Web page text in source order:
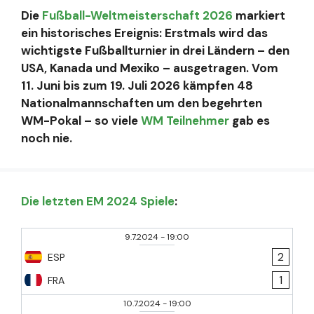
Die Fußball-Weltmeisterschaft 2026 markiert
ein historisches Ereignis: Erstmals wird das
wichtigste Fußballturnier in drei Ländern – den
USA, Kanada und Mexiko – ausgetragen. Vom
11. Juni bis zum 19. Juli 2026 kämpfen 48
Nationalmannschaften um den begehrten
WM-Pokal – so vieleWM Teilnehmer gab es
noch nie.
Die letzten EM 2024 Spiele:
9.7.2024-19:00
ESP
FRA
2
1
10.7.2024-19:00